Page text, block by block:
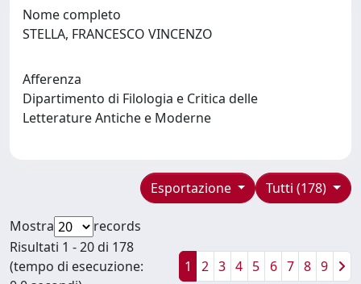
Nome completo
STELLA, FRANCESCO VINCENZO
Afferenza
Dipartimento di Filologia e Critica delle
Letterature Antiche e Moderne
Tutti (178)
Esportazione
Mostra
records
Risultati 1 - 20 di 178
(tempo di esecuzione:
1 2 3 4 5 6 7 8 9